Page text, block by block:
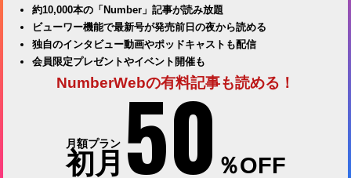
約10,000本の「Number」記事が読み放題
ビューワー機能で最新号が発売前日の夜から読める
独自のインタビュー動画やポッドキャストも配信
会員限定プレゼントやイベント開催も
NumberWebの有料記事も読める！
月額プラン
初月 50 ％OFF